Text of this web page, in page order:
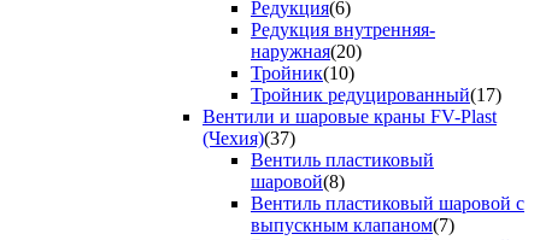
Редукция(6)
Редукция внутренняя-
наружная(20)
Тройник(10)
Тройник редуцированный(17)
Вентили и шаровые краны FV-Plast
(Чехия)(37)
Вентиль пластиковый
шаровой(8)
Вентиль пластиковый шаровой с
выпускным клапаном(7)